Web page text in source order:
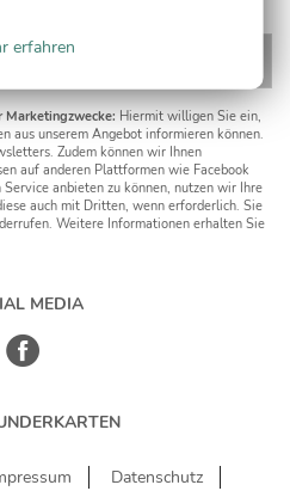
Hiermit willigen Sie ein,
aus unserem Angebot informieren können.
Zudem können wir Ihnen
auf anderen Plattformen wie Facebook
anbieten zu können, nutzen wir Ihre
auch mit Dritten, wenn erforderlich. Sie
Weitere Informationen erhalten Sie
MEDIA
Datenschutz
erfahren